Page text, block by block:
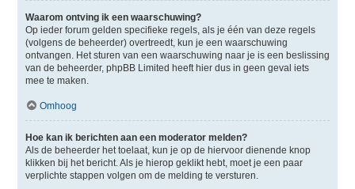
Waarom ontving ik een waarschuwing?
Op ieder forum gelden specifieke regels, als je één van deze regels
(volgens de beheerder) overtreedt, kun je een waarschuwing
ontvangen. Het sturen van een waarschuwing naar je is een beslissing
van de beheerder, phpBB Limited heeft hier dus in geen geval iets
mee te maken.
Omhoog
Hoe kan ik berichten aan een moderator melden?
Als de beheerder het toelaat, kun je op de hiervoor dienende knop
klikken bij het bericht. Als je hierop geklikt hebt, moet je een paar
verplichte stappen volgen om de melding te versturen.